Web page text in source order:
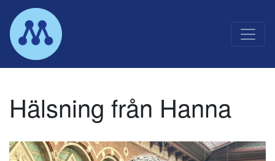
Main Navigation
Hälsning från Hanna